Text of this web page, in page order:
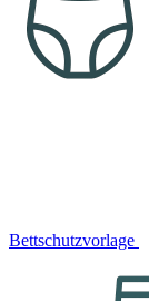
Bettschutzvorlage